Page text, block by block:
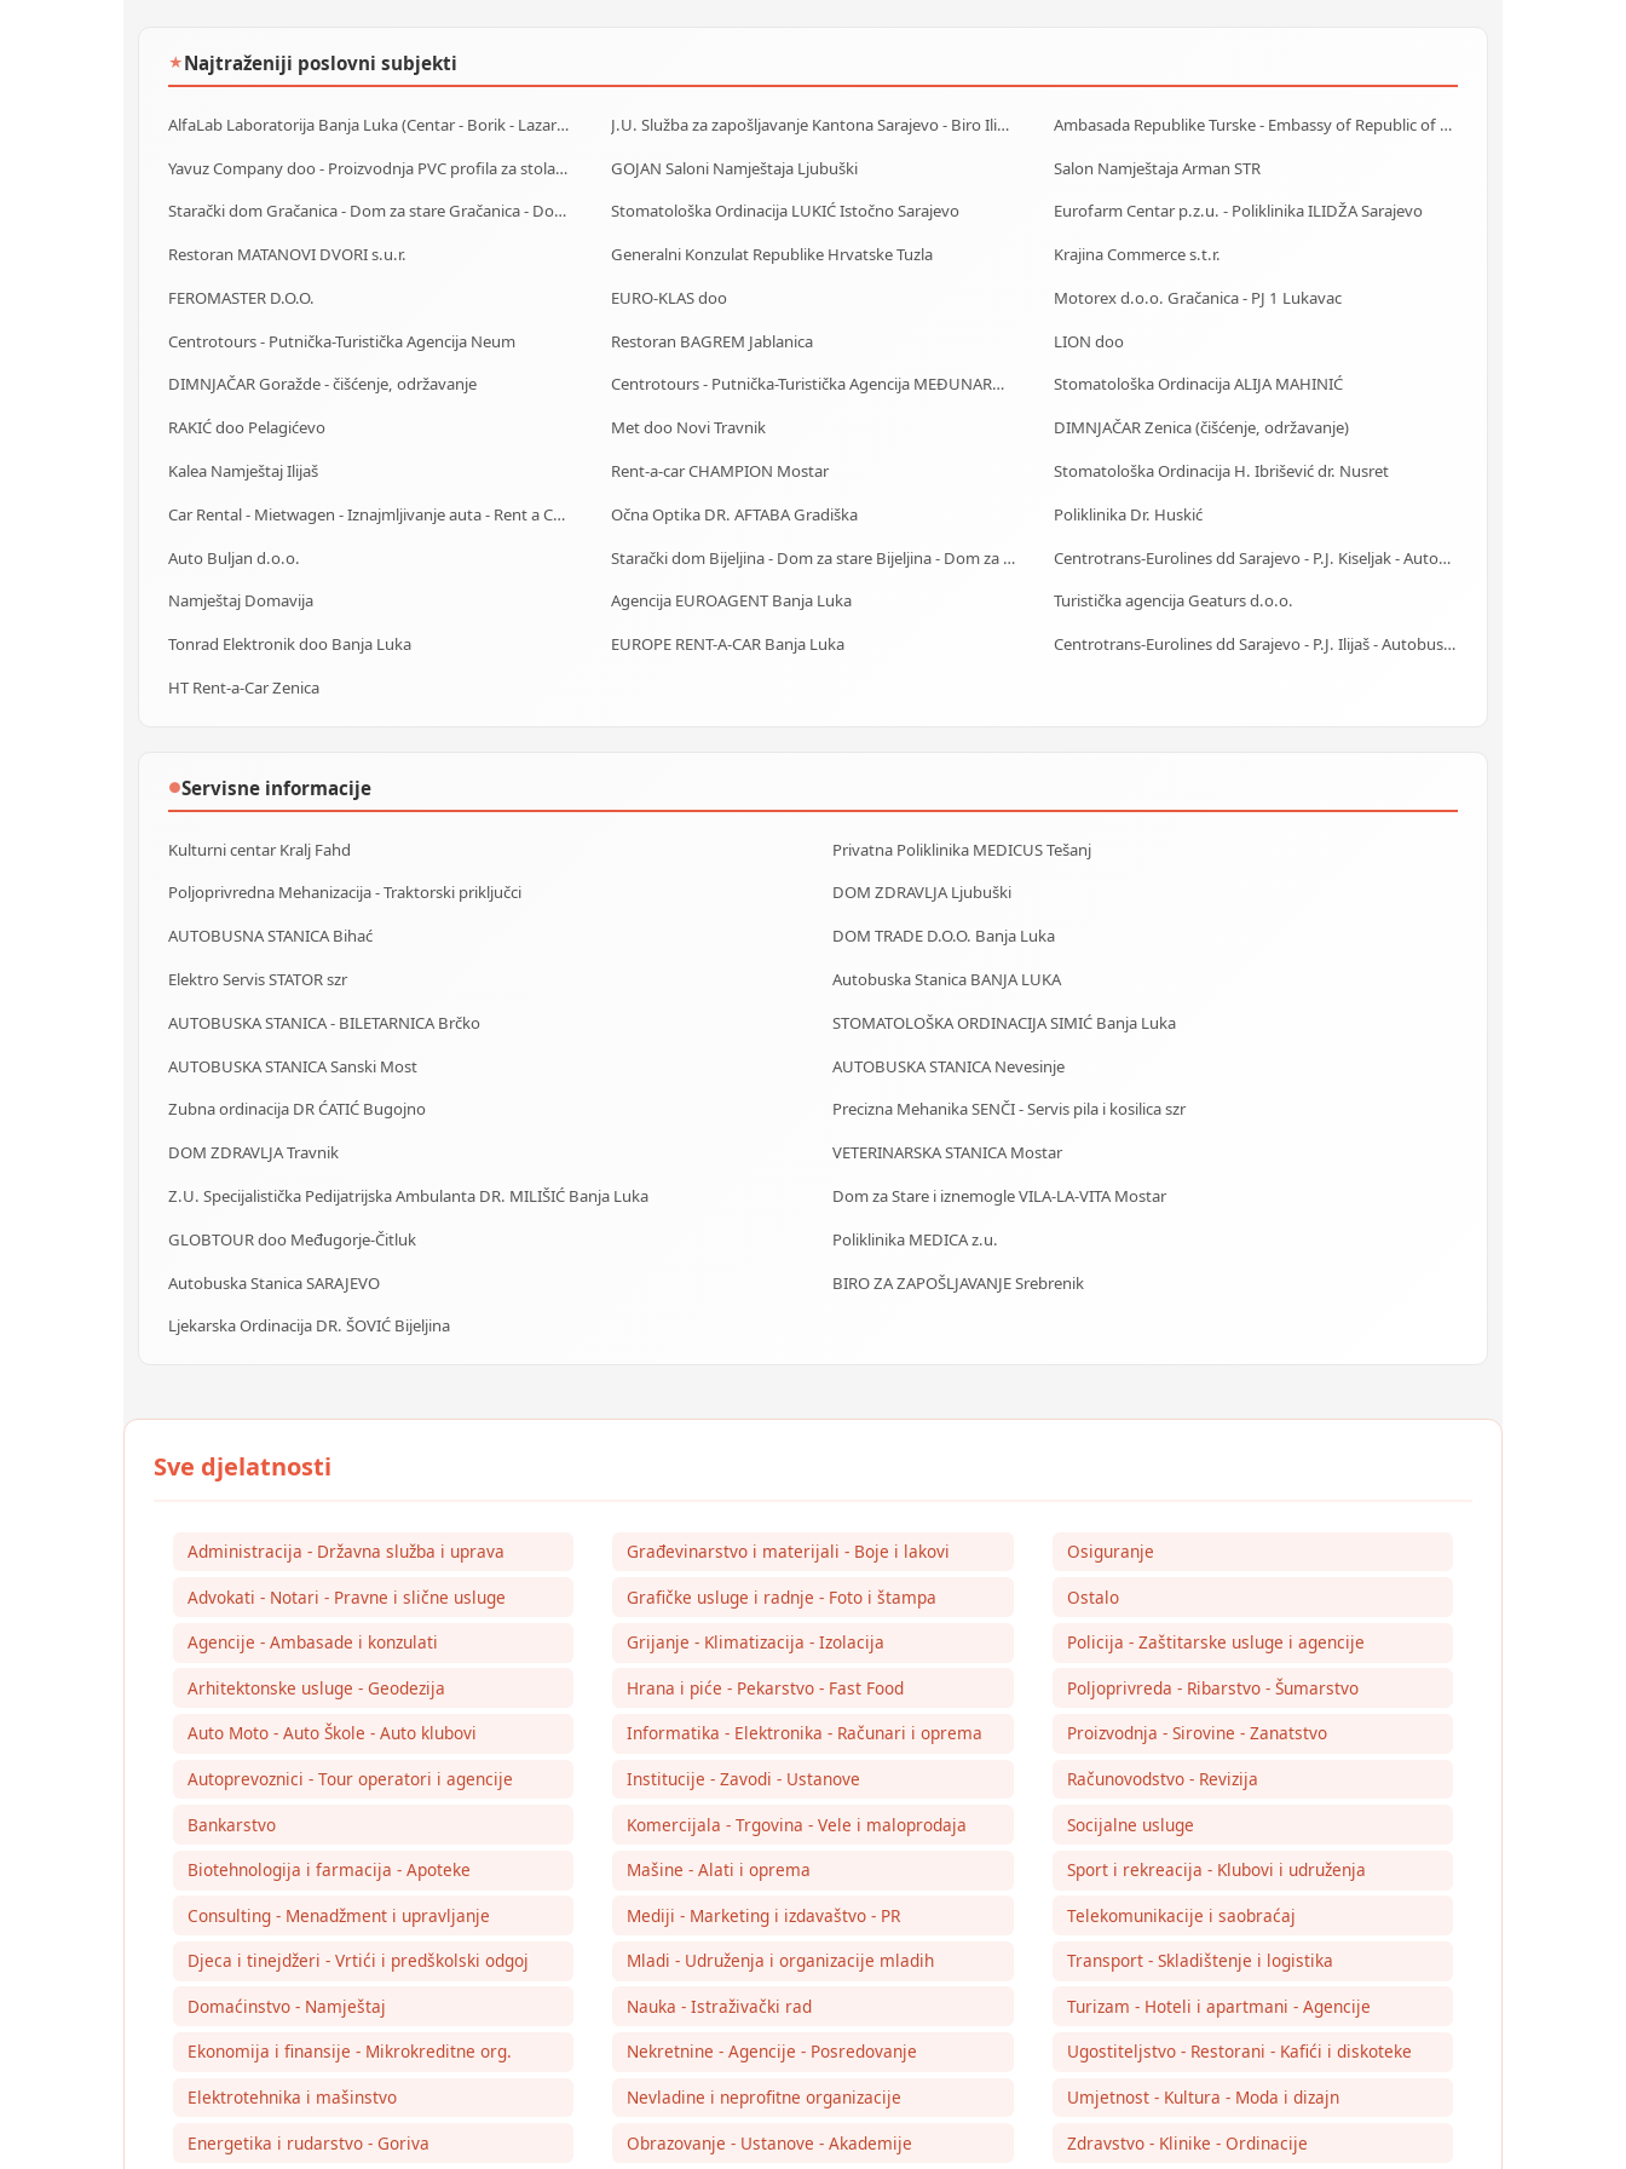
★Najtraženiji poslovni subjekti
AlfaLab Laboratorija Banja Luka (Centar - Borik - Lazarevo) J.U. Služba za zapošljavanje Kantona Sarajevo - Biro Ilidža
Ambasada Republike Turske - Embassy of Republic of Turkey
Yavuz Company doo - Proizvodnja PVC profila za stolariju
GOJAN Saloni Namještaja Ljubuški
Salon Namještaja Arman STR
Starački dom Gračanica - Dom za stare Gračanica - Dom za stara lica Gračanica
Stomatološka Ordinacija LUKIĆ Istočno Sarajevo
Eurofarm Centar p.z.u. - Poliklinika ILIDŽA Sarajevo
Restoran MATANOVI DVORI s.u.r.
Generalni Konzulat Republike Hrvatske Tuzla
Krajina Commerce s.t.r.
FEROMASTER D.O.O.
EURO-KLAS doo
Motorex d.o.o. Gračanica - PJ 1 Lukavac
Centrotours - Putnička-Turistička Agencija Neum
Restoran BAGREM Jablanica
LION doo
DIMNJAČAR Goražde - čišćenje, održavanje
Centrotours - Putnička-Turistička Agencija MEĐUNARODNI AERODROM Sarajevo
Stomatološka Ordinacija ALIJA MAHINIĆ
RAKIĆ doo Pelagićevo
Met doo Novi Travnik
DIMNJAČAR Zenica (čišćenje, održavanje)
Kalea Namještaj Ilijaš
Rent-a-car CHAMPION Mostar
Stomatološka Ordinacija H. Ibrišević dr. Nusret
Car Rental - Mietwagen - Iznajmljivanje auta - Rent a Car Bihać
Očna Optika DR. AFTABA Gradiška
Poliklinika Dr. Huskić
Auto Buljan d.o.o.
Starački dom Bijeljina - Dom za stare Bijeljina - Dom za stara lica Bijeljina
Centrotrans-Eurolines dd Sarajevo - P.J. Kiseljak - Autobuska stanica
Namještaj Domavija
Agencija EUROAGENT Banja Luka
Turistička agencija Geaturs d.o.o.
Tonrad Elektronik doo Banja Luka
EUROPE RENT-A-CAR Banja Luka
Centrotrans-Eurolines dd Sarajevo - P.J. Ilijaš - Autobuska stanica
HT Rent-a-Car Zenica
●Servisne informacije
Kulturni centar Kralj Fahd
Privatna Poliklinika MEDICUS Tešanj
Poljoprivredna Mehanizacija - Traktorski priključci
DOM ZDRAVLJA Ljubuški
AUTOBUSNA STANICA Bihać
DOM TRADE D.O.O. Banja Luka
Elektro Servis STATOR szr
Autobuska Stanica BANJA LUKA
AUTOBUSKA STANICA - BILETARNICA Brčko
STOMATOLOŠKA ORDINACIJA SIMIĆ Banja Luka
AUTOBUSKA STANICA Sanski Most
AUTOBUSKA STANICA Nevesinje
Zubna ordinacija DR ĆATIĆ Bugojno
Precizna Mehanika SENČI - Servis pila i kosilica szr
DOM ZDRAVLJA Travnik
VETERINARSKA STANICA Mostar
Z.U. Specijalistička Pedijatrijska Ambulanta DR. MILIŠIĆ Banja Luka
Dom za Stare i iznemogle VILA-LA-VITA Mostar
GLOBTOUR doo Međugorje-Čitluk
Poliklinika MEDICA z.u.
Autobuska Stanica SARAJEVO
BIRO ZA ZAPOŠLJAVANJE Srebrenik
Ljekarska Ordinacija DR. ŠOVIĆ Bijeljina
Administracija - Državna služba i uprava
Advokati - Notari - Pravne i slične usluge
Agencije - Ambasade i konzulati
Arhitektonske usluge - Geodezija
Auto Moto - Auto Škole - Auto klubovi
Autoprevoznici - Tour operatori i agencije
Bankarstvo
Biotehnologija i farmacija - Apoteke
Consulting - Menadžment i upravljanje
Djeca i tinejdžeri - Vrtići i predškolski odgoj
Domaćinstvo - Namještaj
Ekonomija i finansije - Mikrokreditne org.
Elektrotehnika i mašinstvo
Energetika i rudarstvo - Goriva
Građevinarstvo i materijali - Boje i lakovi
Grafičke usluge i radnje - Foto i štampa
Grijanje - Klimatizacija - Izolacija
Hrana i piće - Pekarstvo - Fast Food
Informatika - Elektronika - Računari i oprema
Institucije - Zavodi - Ustanove
Komercijala - Trgovina - Vele i maloprodaja
Mašine - Alati i oprema
Mediji - Marketing i izdavaštvo - PR
Mladi - Udruženja i organizacije mladih
Nauka - Istraživački rad
Nekretnine - Agencije - Posredovanje
Nevladine i neprofitne organizacije
Obrazovanje - Ustanove - Akademije
Osiguranje
Ostalo
Policija - Zaštitarske usluge i agencije
Poljoprivreda - Ribarstvo - Šumarstvo
Proizvodnja - Sirovine - Zanatstvo
Računovodstvo - Revizija
Socijalne usluge
Sport i rekreacija - Klubovi i udruženja
Telekomunikacije i saobraćaj
Transport - Skladištenje i logistika
Turizam - Hoteli i apartmani - Agencije
Ugostiteljstvo - Restorani - Kafići i diskoteke
Umjetnost - Kultura - Moda i dizajn
Zdravstvo - Klinike - Ordinacije